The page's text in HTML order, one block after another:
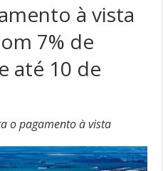
à vista
7% de
até 10 de
o pagamento à vista